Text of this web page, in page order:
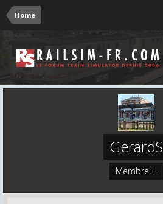
Home
GerardS
Membre +